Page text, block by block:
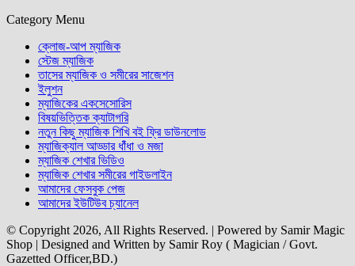
Category Menu
ক্লোজ-আপ ম্যাজিক
স্টেজ ম্যাজিক
তাসের ম্যাজিক ও সমীরের সাজেশন
ইলুশন
ম্যাজিকের একসেসোরিস
বিষয়ভিত্তিক ক্যাটাগরি
নতুন কিছু ম্যাজিক শিখি বই ফ্রি ডাউনলোড
ম্যাজিক্যাল আড্ডার ধাঁঁধা ও মজা
ম্যাজিক শেখার ভিডিও
ম্যাজিক শেখার সমীরের গাইডলাইন
আমাদের ফেসবুক পেজ
আমাদের ইউটিউব চ্যানেল
© Copyright 2026, All Rights Reserved. | Powered by Samir Magic
Shop | Designed and Written by Samir Roy ( Magician / Govt.
Gazetted Officer,BD.)